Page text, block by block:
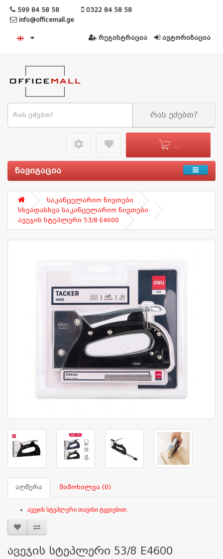
599 84 58 58
0322 84 58 58
info@officemall.ge
რეგისტრაცია ავტორიზაცია
რას ეძებთ?
0 - 0
favorite
settings49
ნავიგაცია
საკანცელარიო ნივთები
სხვადასხვა საკანცელარიო ნივთები
ავეჯის სტეპლერი 53/8 E4600
აღწერა მიმოხილვა (0)
ავეჯის სტეპლერი თავისი ტყვიებით.
ავეჯის სტეპლერი 53/8 E4600